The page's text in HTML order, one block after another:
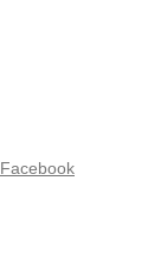
Facebook